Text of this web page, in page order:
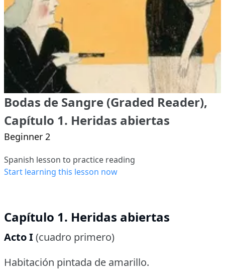
Bodas de Sangre (Graded Reader),
Capítulo 1. Heridas abiertas
Beginner 2
Spanish lesson to practice reading
Start learning this lesson now
Capítulo 1. Heridas abiertas
Acto I(cuadro primero)
Habitación pintada de amarillo.